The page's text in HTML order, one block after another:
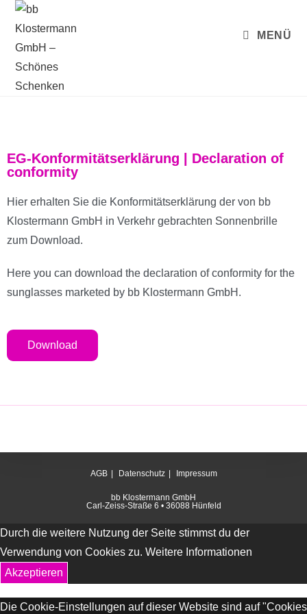
MENÜ
EG-Konformitätserklärung | Declaration of
conformity
Hier erhalten Sie die Konformitätserklärung der von bb
Klostermann GmbH in Verkehr gebrachten Sonnenbrille
zum Download.
Here you can download the declaration of conformity for the
sunglasses marketed by bb Klostermann GmbH.
Download
AGB Datenschutz Impressum
bb Klostermann GmbH
Carl-Zeiss-Straße 6 • 36088 Hünfeld
Durch die weitere Nutzung der Seite stimmst du der
Verwendung von Cookies zu. Weitere Informationen
Akzeptieren
Die Cookie-Einstellungen auf dieser Website sind auf "Cookies